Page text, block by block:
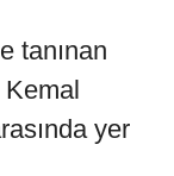
tanınan
yer